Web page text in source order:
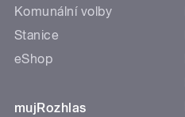
Komunální volby
Stanice
eShop
mujRozhlas